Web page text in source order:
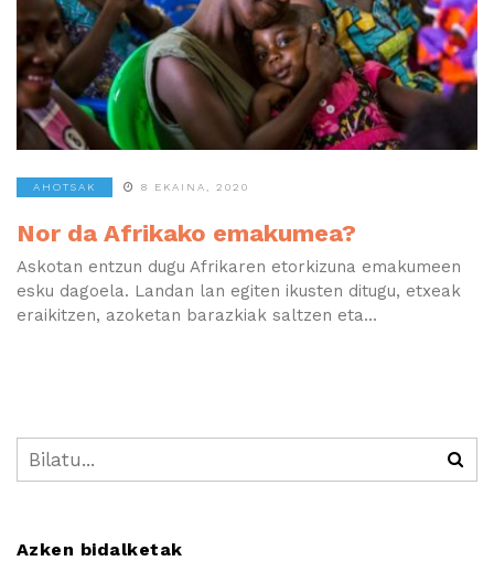
AHOTSAK 8 EKAINA, 2020
Nor da Afrikako emakumea?
Askotan entzun dugu Afrikaren etorkizuna emakumeen
esku dagoela. Landan lan egiten ikusten ditugu, etxeak
eraikitzen, azoketan barazkiak saltzen eta...
Azken bidalketak